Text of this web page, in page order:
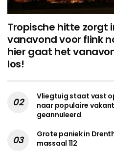
Tropische hitte zorgt
vanavond voor flink
hier gaat het
los!
Vliegtuig staat vast
naar populaire
geannuleerd
Grote paniek in
massaal 112